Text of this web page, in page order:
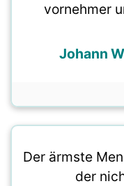
vornehmer
Johann
Der ärmste
der